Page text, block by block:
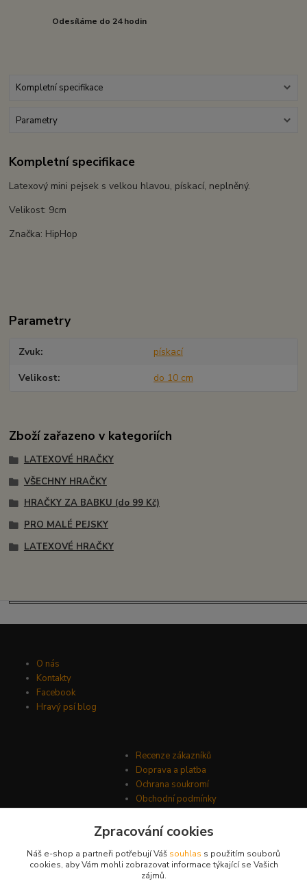
Odesíláme do 24 hodin
Kompletní specifikace
Parametry
Kompletní specifikace
Latexový mini pejsek s velkou hlavou, pískací, neplněný.
Velikost: 9cm
Značka: HipHop
Parametry
Zvuk pískací
Velikost do 10 cm
Zboží zařazeno v kategoriích
LATEXOVÉ HRAČKY
VŠECHNY HRAČKY
HRAČKY ZA BABKU (do 99 Kč)
PRO MALÉ PEJSKY
LATEXOVÉ HRAČKY
O nás
Kontakty
Facebook
Hravý psí blog
Recenze zákazníků
Doprava a platba
Ochrana soukromí
Obchodní podmínky
Zpracování cookies
Náš e-shop a partneři potřebují Váš souhlas s použitím souborů
cookies, aby Vám mohli zobrazovat informace týkající se Vašich
zájmů.